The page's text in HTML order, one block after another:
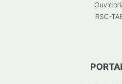
RSC-